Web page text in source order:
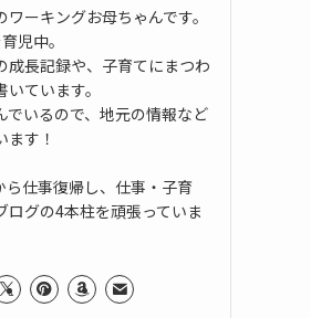
ワーキングお母ちゃんです。
児中。
成長記録や、子育てにまつわ
ています。
でいるので、地元の情報など
ます！
ら仕事復帰し、仕事・子育
ログの4本柱を頑張っていま